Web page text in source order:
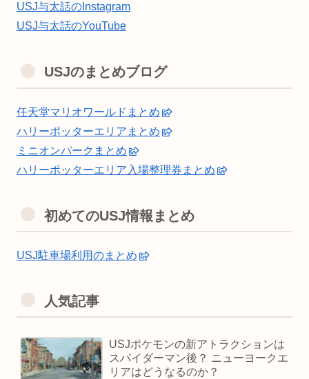
USJ与太話のInstagram
USJ与太話のYouTube
USJのまとめブログ
任天堂マリオワールドまとめ
ハリーポッターエリアまとめ
ミニオンパークまとめ
ハリーポッターエリア入場整理券まとめ
初めてのUSJ情報まとめ
USJ駐車場利用のまとめ
人気記事
USJポケモンの新アトラクションは
スパイダーマン後？ ニューヨークエ
リアはどうなるのか？